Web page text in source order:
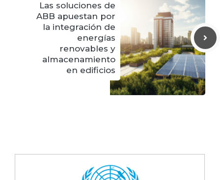
Las soluciones de
ABB apuestan por
la integración de
energías
renovables y
almacenamiento
en edificios